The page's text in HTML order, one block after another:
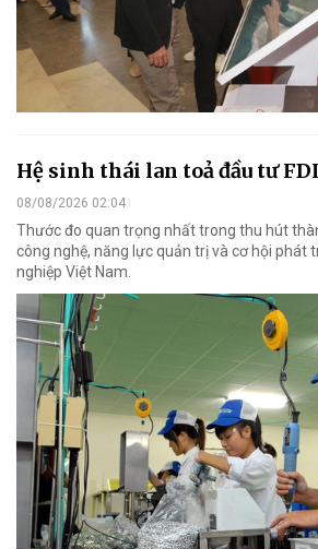
Hệ sinh thái lan toả đầu tư
08/08/2026 02:04
Thước đo quan trọng nhất trong thu hút
công nghệ, năng lực quản trị và cơ hội phát
nghiệp Việt Nam.